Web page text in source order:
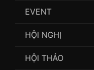
EVENT
HỘI NGHỊ
HỘI THẢO